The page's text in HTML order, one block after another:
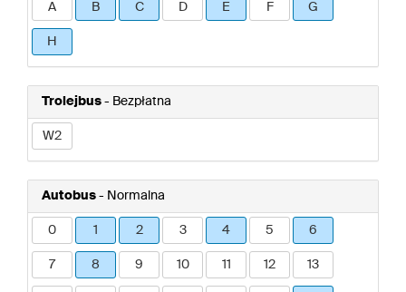
A B C D E F G
H
Trolejbus - Bezpłatna
W2
Autobus - Normalna
0 1 2 3 4 5 6
7 8 9 10 11 12 13